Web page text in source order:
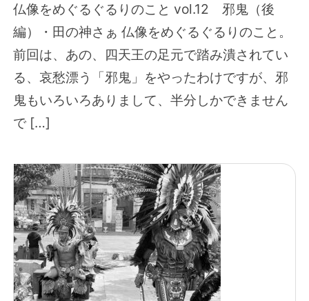
仏像をめぐるぐるりのこと vol.12 邪鬼（後
編）・田の神さぁ 仏像をめぐるぐるりのこと。
前回は、あの、四天王の足元で踏み潰されてい
る、哀愁漂う「邪鬼」をやったわけですが、邪
鬼もいろいろありまして、半分しかできません
で […]